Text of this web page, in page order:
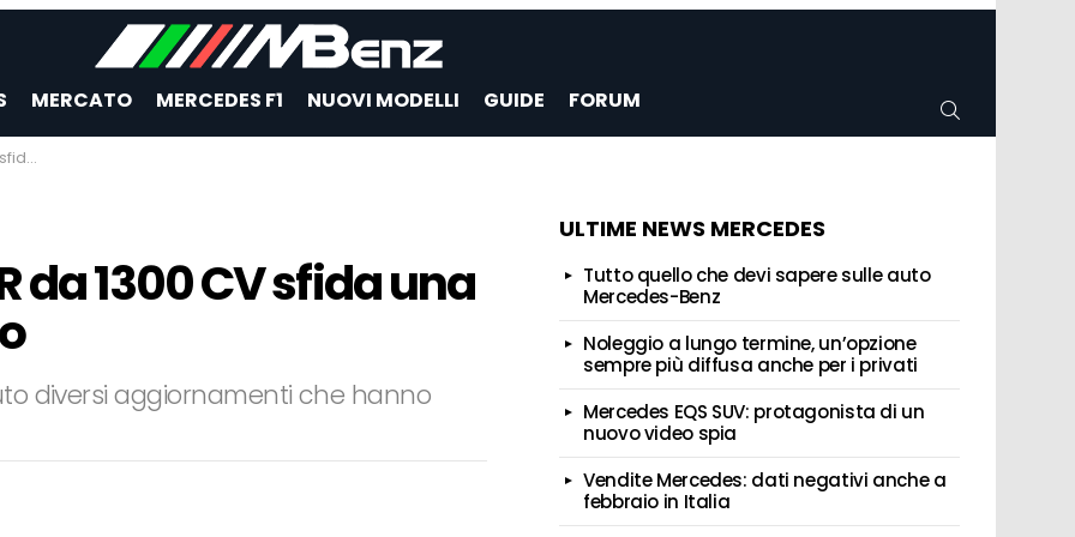
MERCATO MERCEDES F1 NUOVI MODELLI GUIDE FORUM
da 1300 CV sfida una
diversi aggiornamenti che hanno
ULTIME NEWS MERCEDES
Tutto quello che devi sapere sulle auto
Mercedes-Benz
Noleggio a lungo termine, un’opzione
sempre più diffusa anche per i privati
Mercedes EQS SUV: protagonista di un
nuovo video spia
Vendite Mercedes: dati negativi anche a
febbraio in Italia